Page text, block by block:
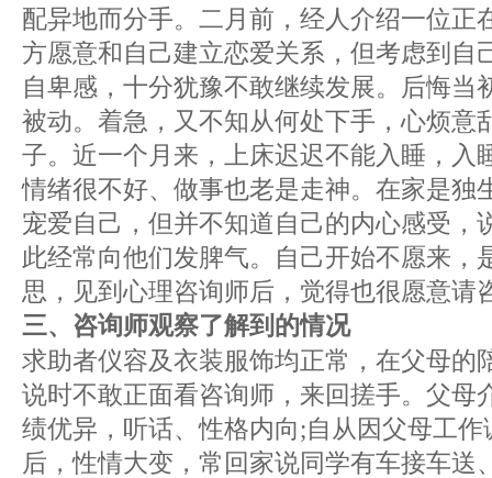
配异地而分手。二月前，经人介绍一位正
方愿意和自己建立恋爱关系，但考虑到自
自卑感，十分犹豫不敢继续发展。后悔当
被动。着急，又不知从何处下手，心烦意
子。近一个月来，上床迟迟不能入睡，入
情绪很不好、做事也老是走神。在家是独
宠爱自己，但并不知道自己的内心感受，
此经常向他们发脾气。自己开始不愿来，
思，见到心理咨询师后，觉得也很愿意请
三、咨询师观察了解到的情况
求助者仪容及衣装服饰均正常，在父母的
说时不敢正面看咨询师，来回搓手。父母
绩优异，听话、性格内向;自从因父母工
后，性情大变，常回家说同学有车接车送